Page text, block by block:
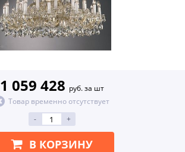
1 059 428 руб. за шт
Товар временно отсутствует
-
+
В КОРЗИНУ